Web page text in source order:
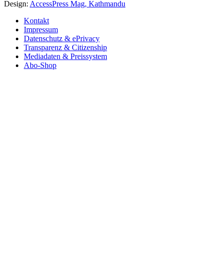
Design: AccessPress Mag, Kathmandu
Kontakt
Impressum
Datenschutz & ePrivacy
Transparenz & Citizenship
Mediadaten & Preissystem
Abo-Shop